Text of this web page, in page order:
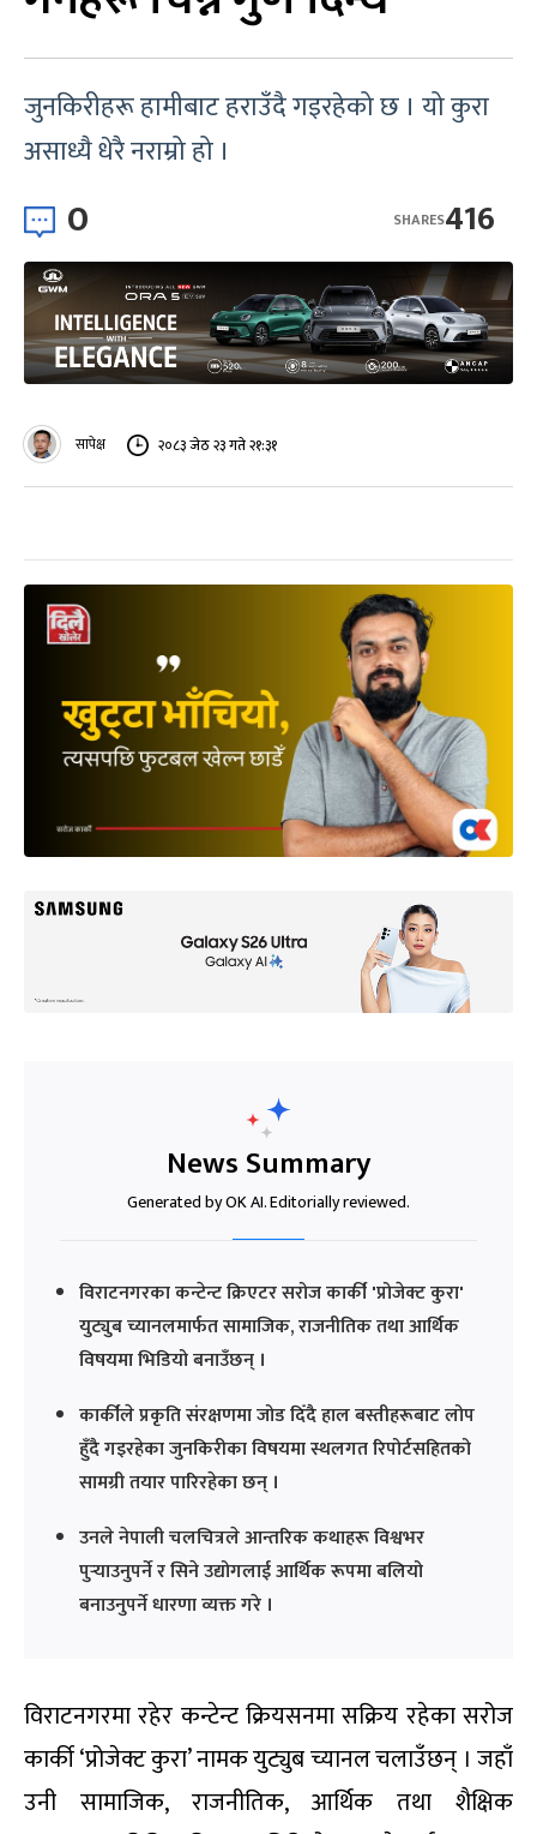
जुनकिरीहरू हामीबाट हराउँदै गइरहेको छ । यो कुरा
असाध्यै धेरै नराम्रो हो ।
0 416
SHARES
सापेक्ष २०८३ जेठ २३ गते २१:३१
News Summary
Generated by OK AI. Editorially reviewed.
विराटनगरका कन्टेन्ट क्रिएटर सरोज कार्की 'प्रोजेक्ट कुरा'
युट्युब च्यानलमार्फत सामाजिक, राजनीतिक तथा आर्थिक
विषयमा भिडियो बनाउँछन् ।
कार्कीले प्रकृति संरक्षणमा जोड दिँदै हाल बस्तीहरूबाट लोप
हुँदै गइरहेका जुनकिरीका विषयमा स्थलगत रिपोर्टसहितको
सामग्री तयार पारिरहेका छन् ।
उनले नेपाली चलचित्रले आन्तरिक कथाहरू विश्वभर
पुर्‍याउनुपर्ने र सिने उद्योगलाई आर्थिक रूपमा बलियो
बनाउनुपर्ने धारणा व्यक्त गरे ।
विराटनगरमा रहेर कन्टेन्ट क्रियसनमा सक्रिय रहेका सरोज
कार्की ‘प्रोजेक्ट कुरा’ नामक युट्युब च्यानल चलाउँछन् । जहाँ
उनी सामाजिक, राजनीतिक, आर्थिक तथा शैक्षिक